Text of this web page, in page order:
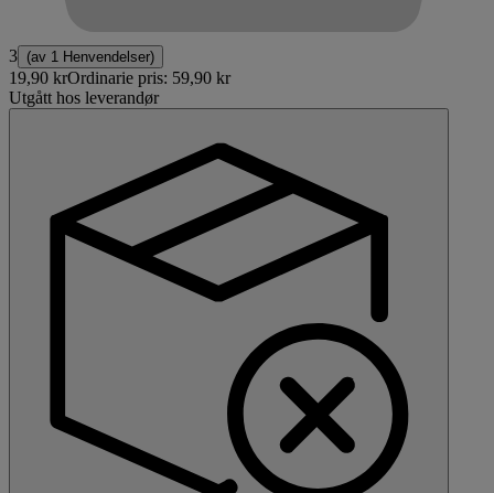
3 (av 1 Henvendelser)
19,90 krOrdinarie pris: 59,90 kr
Utgått hos leverandør